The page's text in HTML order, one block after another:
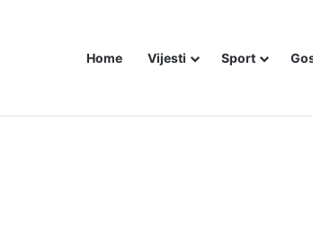
Home Vijesti Sport